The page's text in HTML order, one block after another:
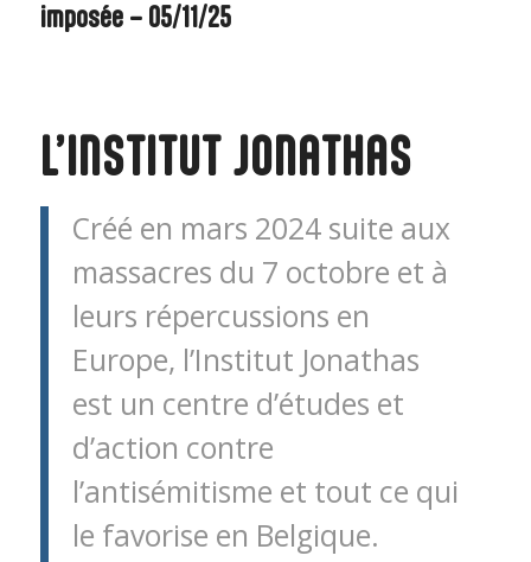
imposée – 05/11/25
L’INSTITUT JONATHAS
Créé en mars 2024 suite aux
massacres du 7 octobre et à
leurs répercussions en
Europe, l’Institut Jonathas
est un centre d’études et
d’action contre
l’antisémitisme et tout ce qui
le favorise en Belgique.